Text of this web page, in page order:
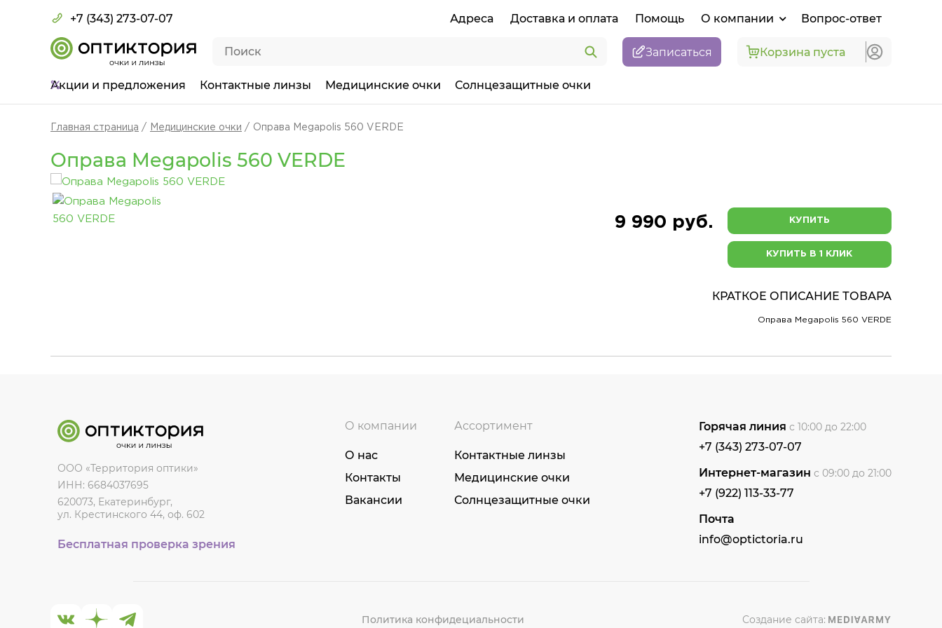
+7 (343) 273-07-07 Адреса Доставка и оплата Помощь О компании Вопрос-ответ
Записаться Корзина пуста
Акции и предложения Контактные линзы Медицинские очки Солнцезащитные очки
Главная страница Медицинские очки Оправа Megapolis 560 VERDE
Оправа Megapolis 560 VERDE
9 990 руб. КУПИТЬ
КУПИТЬ В 1 КЛИК
КРАТКОЕ ОПИСАНИЕ ТОВАРА
Оправа Megapolis 560 VERDE
ООО «Территория оптики»
ИНН: 6684037695
620073, Екатеринбург,
ул. Крестинского 44, оф. 602
Бесплатная проверка зрения
О компании
О нас
Контакты
Вакансии
Ассортимент
Контактные линзы
Медицинские очки
Солнцезащитные очки
Горячая линия с 10:00 до 22:00
+7 (343) 273-07-07
Интернет-магазин с 09:00 до 21:00
+7 (922) 113-33-77
Почта
info@optictoria.ru
Политика конфидециальности Создание сайта: